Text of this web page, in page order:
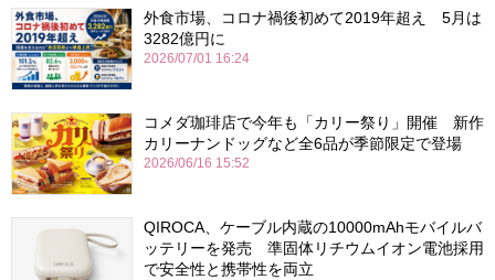
外食市場、コロナ禍後初めて2019年超え 5月は
3282億円に
2026/07/01 16:24
コメダ珈琲店で今年も「カリー祭り」開催 新作
カリーナンドッグなど全6品が季節限定で登場
2026/06/16 15:52
QIROCA、ケーブル内蔵の10000mAhモバイルバ
ッテリーを発売 準固体リチウムイオン電池採用
で安全性と携帯性を両立